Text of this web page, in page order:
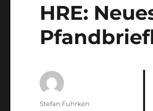
HRE:
Author
Stefan Fuhrken